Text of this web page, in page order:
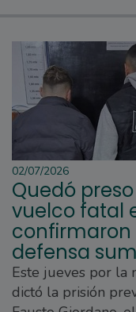
02/07/2026
Quedó
vuelco fatal
confirmaron
defensa
Este jueves por la
dictó la prisión